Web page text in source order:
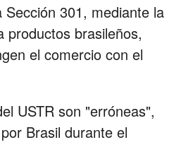
301, mediante la
productos brasileños,
el comercio con el
USTR son "erróneas",
Brasil durante el